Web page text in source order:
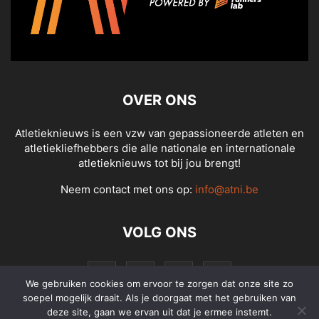
OVER ONS
Atletieknieuws is een vzw van gepassioneerde atleten en
atletiekliefhebbers die alle nationale en internationale
atletieknieuws tot bij jou brengt!
Neem contact met ons op: info@atni.be
VOLG ONS
We gebruiken cookies om ervoor te zorgen dat onze site zo
soepel mogelijk draait. Als je doorgaat met het gebruiken van
deze site, gaan we ervan uit dat je ermee instemt.